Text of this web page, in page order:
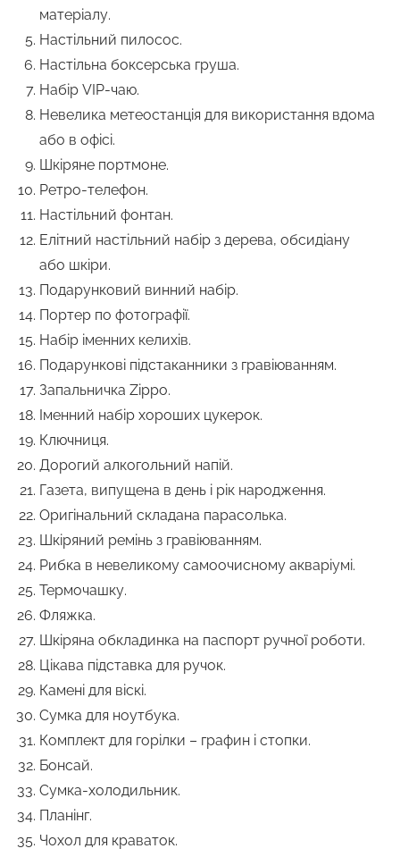
матеріалу.
Настільний пилосос.
Настільна боксерська груша.
Набір VIP-чаю.
Невелика метеостанція для використання вдома
або в офісі.
Шкіряне портмоне.
Ретро-телефон.
Настільний фонтан.
Елітний настільний набір з дерева, обсидіану
або шкіри.
Подарунковий винний набір.
Портер по фотографії.
Набір іменних келихів.
Подарункові підстаканники з гравіюванням.
Запальничка Zippo.
Іменний набір хороших цукерок.
Ключниця.
Дорогий алкогольний напій.
Газета, випущена в день і рік народження.
Оригінальний складана парасолька.
Шкіряний ремінь з гравіюванням.
Рибка в невеликому самоочисному акваріумі.
Термочашку.
Фляжка.
Шкіряна обкладинка на паспорт ручної роботи.
Цікава підставка для ручок.
Камені для віскі.
Сумка для ноутбука.
Комплект для горілки – графин і стопки.
Бонсай.
Сумка-холодильник.
Планінг.
Чохол для краваток.